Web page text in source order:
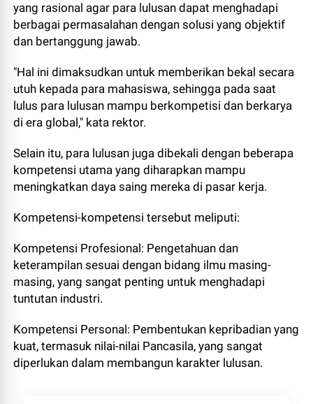
yang rasional agar para lulusan dapat menghadapi
berbagai permasalahan dengan solusi yang objektif
dan bertanggung jawab.
"Hal ini dimaksudkan untuk memberikan bekal secara
utuh kepada para mahasiswa, sehingga pada saat
lulus para lulusan mampu berkompetisi dan berkarya
di era global," kata rektor.
Selain itu, para lulusan juga dibekali dengan beberapa
kompetensi utama yang diharapkan mampu
meningkatkan daya saing mereka di pasar kerja.
Kompetensi-kompetensi tersebut meliputi:
Kompetensi Profesional: Pengetahuan dan
keterampilan sesuai dengan bidang ilmu masing-
masing, yang sangat penting untuk menghadapi
tuntutan industri.
Kompetensi Personal: Pembentukan kepribadian yang
kuat, termasuk nilai-nilai Pancasila, yang sangat
diperlukan dalam membangun karakter lulusan.